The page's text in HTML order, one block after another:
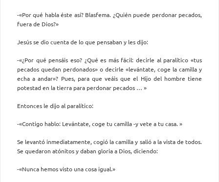
-«Por qué habla éste así? Blasfema. ¿Quién puede perdonar pecados,
fuera de Dios?»
Jesús se dio cuenta de lo que pensaban y les dijo:
-«¿Por qué pensáis eso? ¿Qué es más fácil: decirle al paralítico «tus
pecados quedan perdonados» o decirle «levántate, coge la camilla y
echa a andar»? Pues, para que veáis que el Hijo del hombre tiene
potestad en la tierra para perdonar pecados … »
Entonces le dijo al paralítico:
-«Contigo hablo: Levántate, coge tu camilla -y vete a tu casa. »
Se levantó inmediatamente, cogió la camilla y salió a la vista de todos.
Se quedaron atónitos y daban gloria a Dios, diciendo:
-«Nunca hemos visto una cosa igual.»